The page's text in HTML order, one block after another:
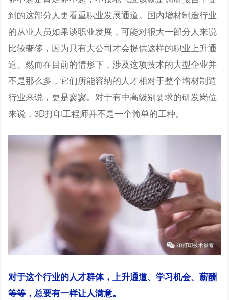
到的这部分人更看重职业发展通道。国内增材制造行业
的从业人员如果谈职业发展，可能对很大一部分人来说
比较奢侈，因为只有大公司才会提供这样的职业上升通
道。然而在目前的情形下，涉及这项技术的大型企业并
不是那么多，它们所能容纳的人才相对于整个增材制造
行业来说，更是寥寥。对于有中高级别要求的研发岗位
来说，3D打印工程师并不是一个简单的工种。
对于这个行业的人才群体，上升通道、学习机会、薪酬
等等，总要有一样让人满意。